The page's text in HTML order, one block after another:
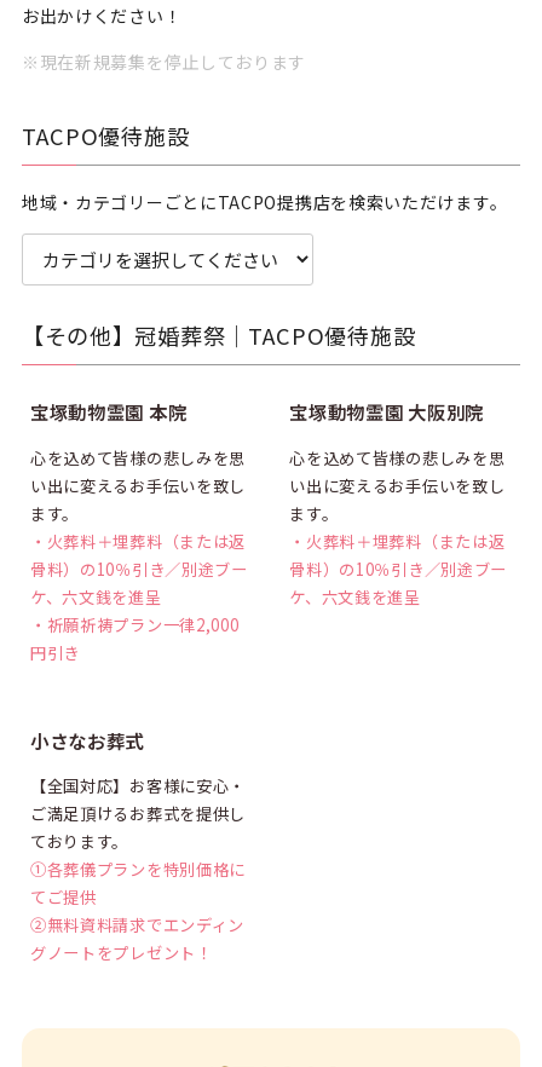
お出かけください！
※現在新規募集を停止しております
TACPO優待施設
地域・カテゴリーごとにTACPO提携店を検索いただけます。
【その他】冠婚葬祭｜TACPO優待施設
割引
宝塚動物霊園 本院
心を込めて皆様の悲しみを思
い出に変えるお手伝いを致し
ます。
・火葬料＋埋葬料（または返
骨料）の10％引き／別途ブー
ケ、六文銭を進呈
・祈願祈祷プラン一律2,000
円引き
割引
宝塚動物霊園 大阪別院
心を込めて皆様の悲しみを思
い出に変えるお手伝いを致し
ます。
・火葬料＋埋葬料（または返
骨料）の10％引き／別途ブー
ケ、六文銭を進呈
割引
小さなお葬式
【全国対応】お客様に安心・
ご満足頂けるお葬式を提供し
ております。
①各葬儀プランを特別価格に
てご提供
②無料資料請求でエンディン
グノートをプレゼント！